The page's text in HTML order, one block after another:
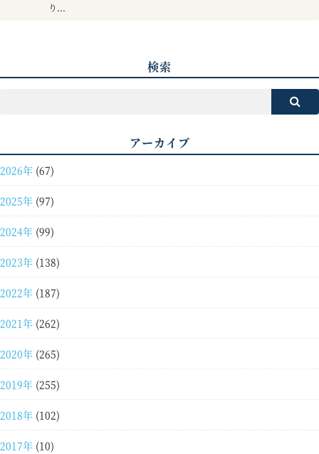
り...
検索
アーカイブ
2026年 (67)
2025年 (97)
2024年 (99)
2023年 (138)
2022年 (187)
2021年 (262)
2020年 (265)
2019年 (255)
2018年 (102)
2017年 (10)